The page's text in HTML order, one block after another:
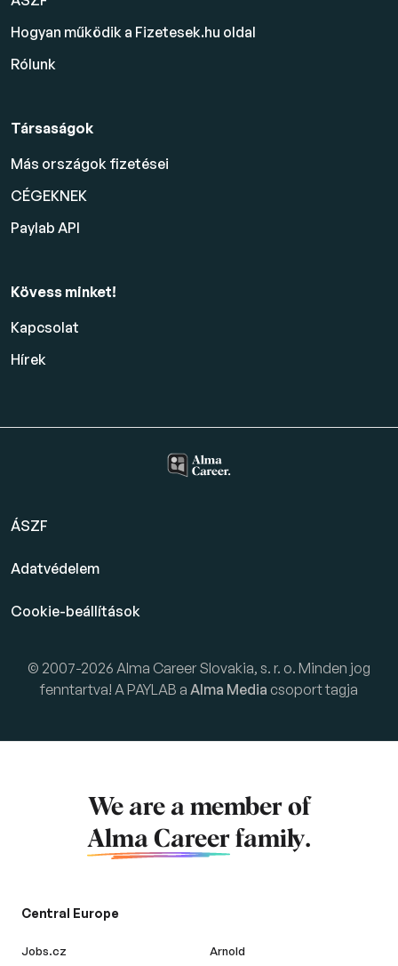
Hogyan működik a Fizetesek.hu oldal
Rólunk
Társaságok
Más országok fizetései
CÉGEKNEK
Paylab API
Kövess minket!
Kapcsolat
Hírek
ÁSZF
Adatvédelem
Cookie-beállítások
© 2007-2026 Alma Career Slovakia, s. r. o. Minden jog
fenntartva! A PAYLAB a Alma Media csoport tagja
We are a member of
Alma Career family.
Central Europe
Jobs.cz
Arnold